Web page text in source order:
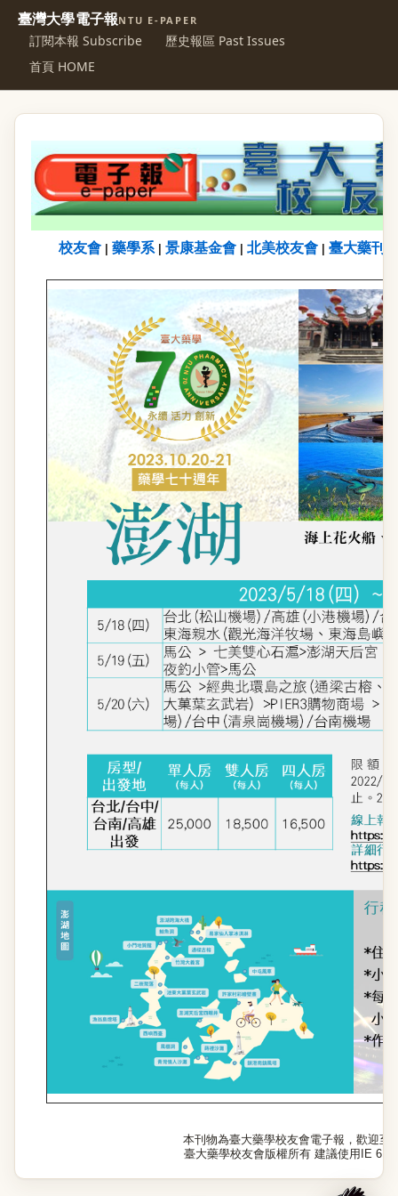
臺灣大學電子報NTU E-PAPER
訂閱本報 Subscribe
歷史報區 Past Issues
首頁 HOME
校友會 藥學系| 景康基金會 北美校友會 臺大藥刊
本刊物為臺大藥學校友會電子報，歡迎至
臺大藥學校友會版權所有 建議使用IE 6.0